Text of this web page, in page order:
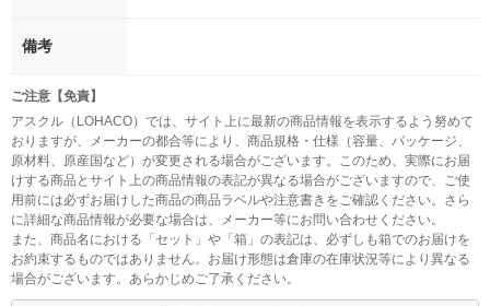
備考
ご注意【免責】
アスクル（LOHACO）では、サイト上に最新の商品情報を表示するよう努めて
おりますが、メーカーの都合等により、商品規格・仕様（容量、パッケージ、
原材料、原産国など）が変更される場合がございます。このため、実際にお届
けする商品とサイト上の商品情報の表記が異なる場合がございますので、ご使
用前には必ずお届けした商品の商品ラベルや注意書きをご確認ください。さら
に詳細な商品情報が必要な場合は、メーカー等にお問い合わせください。
また、商品名における「セット」や「箱」の表記は、必ずしも箱でのお届けを
お約束するものではありません。お届け形態は倉庫の在庫状況等により異なる
場合がございます。あらかじめご了承ください。